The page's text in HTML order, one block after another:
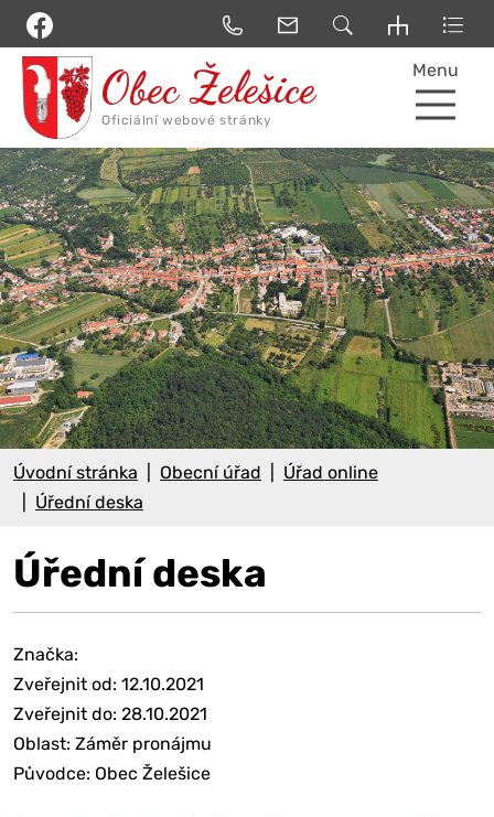
Menu
Úvodní stránka Obecní úřad
Úřad online
Úřední deska
Úřední deska
Značka:
Zveřejnit od: 12.10.2021
Zveřejnit do: 28.10.2021
Oblast: Záměr pronájmu
Původce: Obec Želešice